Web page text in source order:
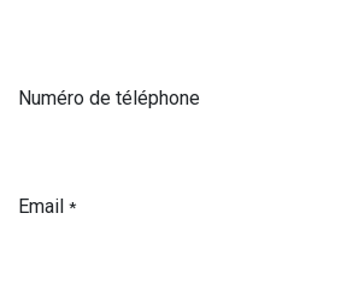
Numéro de téléphone
Email *